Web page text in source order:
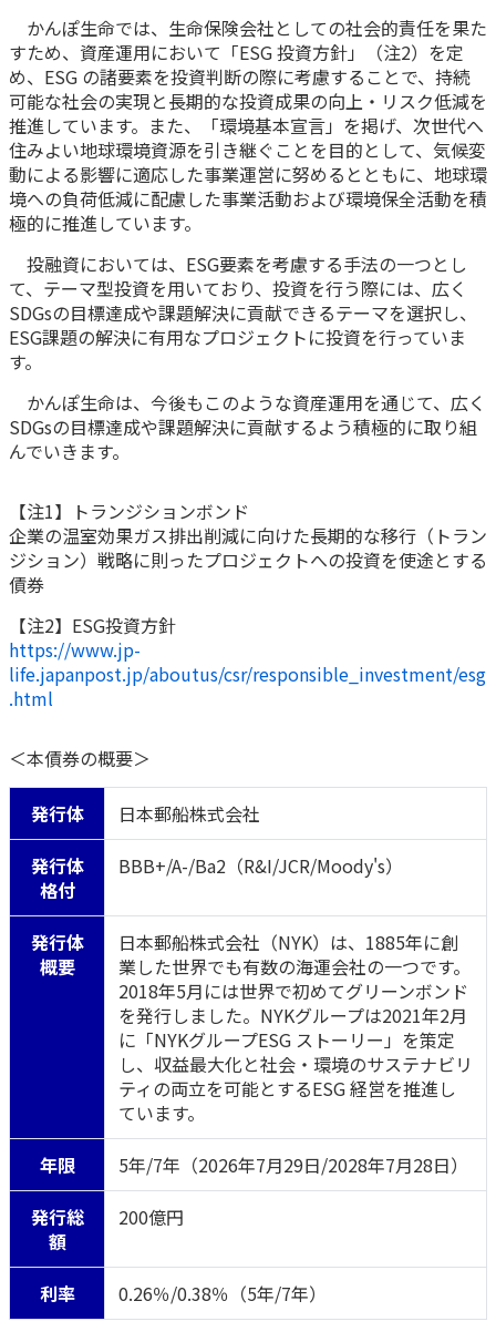
マイページでできること
新規登録
ログイン
お客さまに関する情報等の確認の取り組み
各種サービス・お知らせ
かんぽプラチナライフサービス
ご契約のしおり・約款（Web約款）
保険用語集
長寿支援保険
お見積りシミュレーション
資料請求
保険かんたん診断
これからのライフイベントでかかる費用とは？
ご契約手続きの流れ
保険用語集
かんぽ生命の団体取扱い
法人向け資料請求
お問い合わせ先
保険
医療
お金
子育て
ライフプラン
かんぽアプリ～かんぽの健康と安心を手のひらに～
すこやか健康ラボ
ラジオ体操・みんなの体操
ラジオ体操ポータルサイト
ご挨拶
経営理念・経営戦略
会社概要
財務情報
株主・投資家のみなさまへ
日本郵政グループとしての取り組み
採用情報
CM・オウンドメディア／ソーシャルメディア
かんぽ生命のサステナビリティ
お客さまの声／お客さまサービス向上の取組み
かんぽジャンクション
お問い合わせ
サステナビリティ
株主・投資家のみなさまへ
採用情報
English
かんぽ生命では、生命保険会社としての社会的責任を果た
すため、資産運用において「ESG 投資方針」（注2）を定
め、ESG の諸要素を投資判断の際に考慮することで、持続
可能な社会の実現と長期的な投資成果の向上・リスク低減を
推進しています。また、「環境基本宣言」を掲げ、次世代へ
住みよい地球環境資源を引き継ぐことを目的として、気候変
動による影響に適応した事業運営に努めるとともに、地球環
境への負荷低減に配慮した事業活動および環境保全活動を積
極的に推進しています。
投融資においては、ESG要素を考慮する手法の一つとし
て、テーマ型投資を用いており、投資を行う際には、広く
SDGsの目標達成や課題解決に貢献できるテーマを選択し、
ESG課題の解決に有用なプロジェクトに投資を行っていま
す。
かんぽ生命は、今後もこのような資産運用を通じて、広く
SDGsの目標達成や課題解決に貢献するよう積極的に取り組
んでいきます。
【注1】トランジションボンド
企業の温室効果ガス排出削減に向けた長期的な移行（トラン
ジション）戦略に則ったプロジェクトへの投資を使途とする
債券
【注2】ESG投資方針
https://www.jp-
life.japanpost.jp/aboutus/csr/responsible_investment/esg
.html
＜本債券の概要＞
発行体
日本郵船株式会社
発行体
格付
BBB+/A-/Ba2（R&I/JCR/Moody's）
発行体
概要
日本郵船株式会社（NYK）は、1885年に創
業した世界でも有数の海運会社の一つです。
2018年5月には世界で初めてグリーンボンド
を発行しました。NYKグループは2021年2月
に「NYKグループESG ストーリー」を策定
し、収益最大化と社会・環境のサステナビリ
ティの両立を可能とするESG 経営を推進し
ています。
年限
5年/7年（2026年7月29日/2028年7月28日）
発行総
額
200億円
利率 0.26％/0.38％（5年/7年）